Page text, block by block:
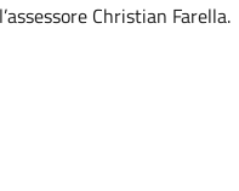
Christian Farella.